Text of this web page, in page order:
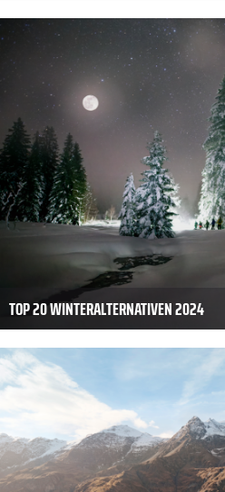
TOP 20 WINTERALTERNATIVEN 2024